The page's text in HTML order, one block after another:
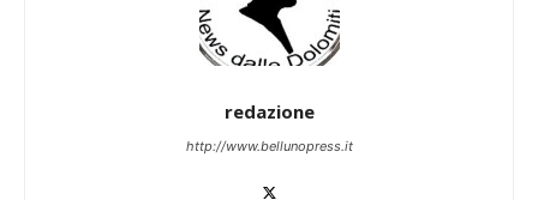
redazione
http://www.bellunopress.it